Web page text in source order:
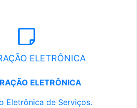
ELETRÔNICA
ELETRÔNICA
Eletrônica de Serviços.